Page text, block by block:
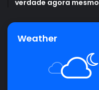
verdade agora mesmo
Weather